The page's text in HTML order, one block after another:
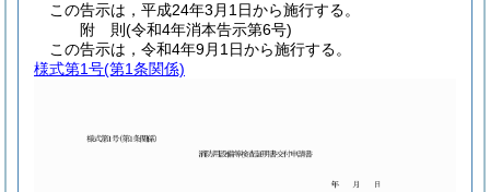
この告示は，平成24年3月1日から施行する。
附 則(令和4年消本告示第6号)
この告示は，令和4年9月1日から施行する。
様式第1号(第1条関係)